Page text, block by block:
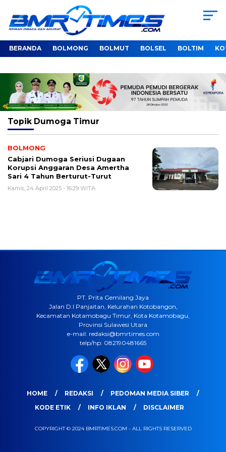
BERANDA BOLMONG BOLMUT BOLSEL BOLTIM
Topik Dumoga Timur
BOLMONG
Cabjari Dumoga Seriusi Dugaan
Korupsi Anggaran Desa Amertha
Sari 4 Tahun Berturut-Turut
Kamis, 24 April 2025 - 16:29 WITA
PT. Prita Gemilang Jaya
Jalan D.I Panjaitan, Kelurahan Kotobangon,
Kecamatan Kotamobagu Timur, Kota Kotamobagu,
Provinsi Sulawesi Utara
e-mail: redaksi@bmrtimes.com
telp/hp: 082190481665
HOME REDAKSI
PEDOMAN MEDIA SIBER
KODE ETIK
INFO IKLAN DISCLAIMER
COPYRIGHT © 2024 BMRTIMES.COM - ALL RIGHTS RESERVED